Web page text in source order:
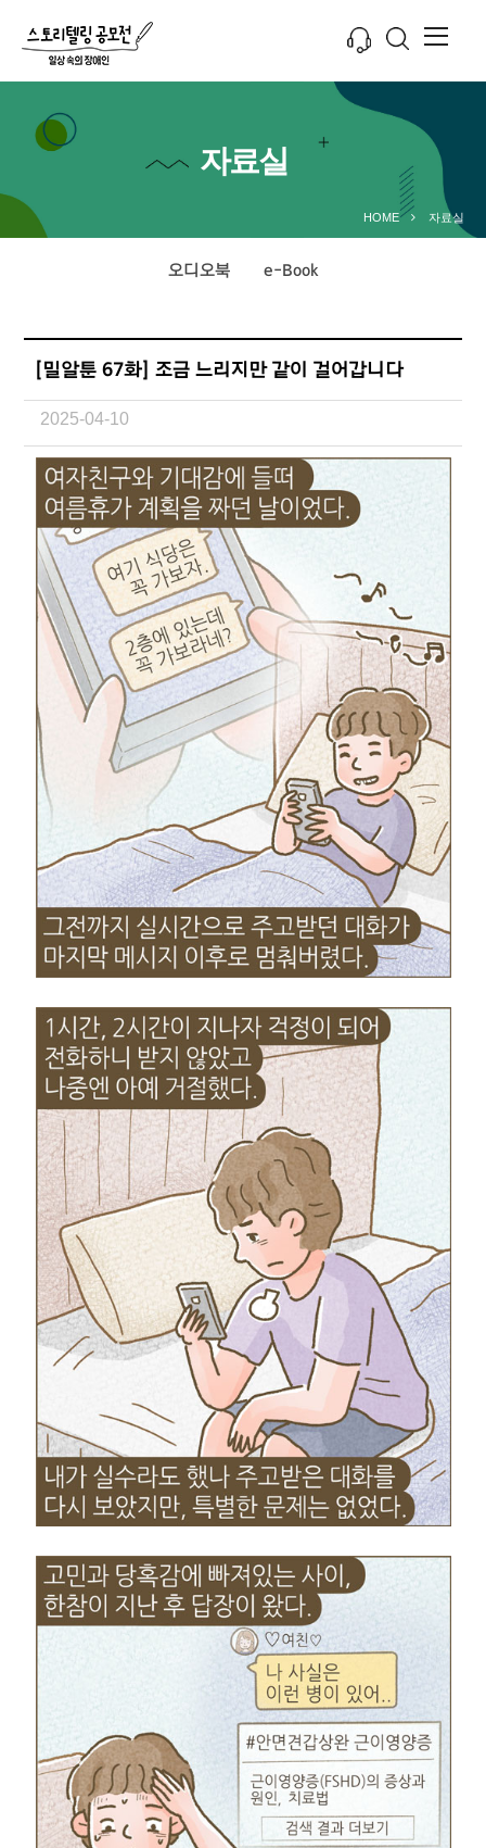
자료실
HOME 자료실
오디오북 e-Book
[밀알툰 67화] 조금 느리지만 같이 걸어갑니다
2025-04-10